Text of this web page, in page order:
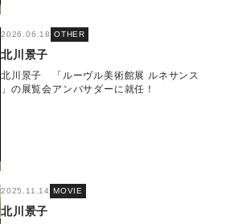
2026.06.18 OTHER
北川景子
北川景子 「ルーヴル美術館展 ルネサンス
」の展覧会アンバサダーに就任！
2025.11.14 MOVIE
北川景子